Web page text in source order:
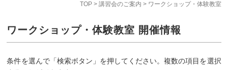
TOP> 講習会のご案内 > ワークショップ・体験教室
ワークショップ・体験教室 開催情報
条件を選んで「検索ボタン」を押してください。複数の項目を選択